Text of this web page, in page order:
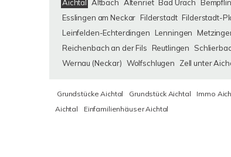
Aichtal Altbach Altenriet Bad Urach
Esslingen am Neckar Filderstadt Filderstadt-
Leinfelden-Echterdingen
Lenningen
Reichenbach an der Fils
Reutlingen
Wernau (Neckar) Wolfschlugen Zell unter
Grundstücke Aichtal Grundstück Aichtal Immo
Aichtal
Einfamilienhäuser Aichtal